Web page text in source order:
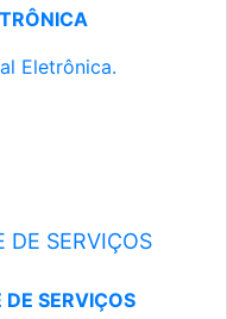
Eletrônica.
DE SERVIÇOS
SERVIÇOS